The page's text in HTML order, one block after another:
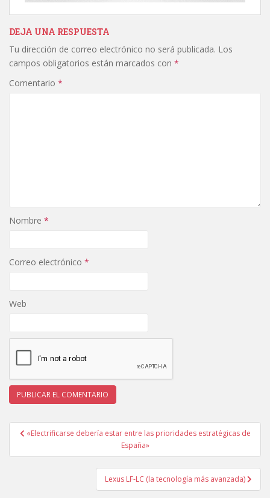
DEJA UNA RESPUESTA
Tu dirección de correo electrónico no será publicada. Los
campos obligatorios están marcados con *
Comentario *
Nombre *
Correo electrónico *
Web
Navegación
entradas
«Electrificarse debería estar entre las prioridades estratégicas de
España»
Lexus LF-LC (la tecnología más avanzada)